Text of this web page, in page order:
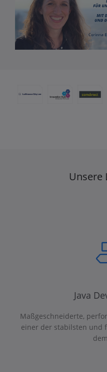
Unsere
Java
Maßgeschneiderte,
einer der stabilsten und